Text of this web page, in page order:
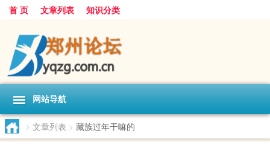
首 页 文章列表 知识分类
网站导航
> 文章列表 > 藏族过年干嘛的